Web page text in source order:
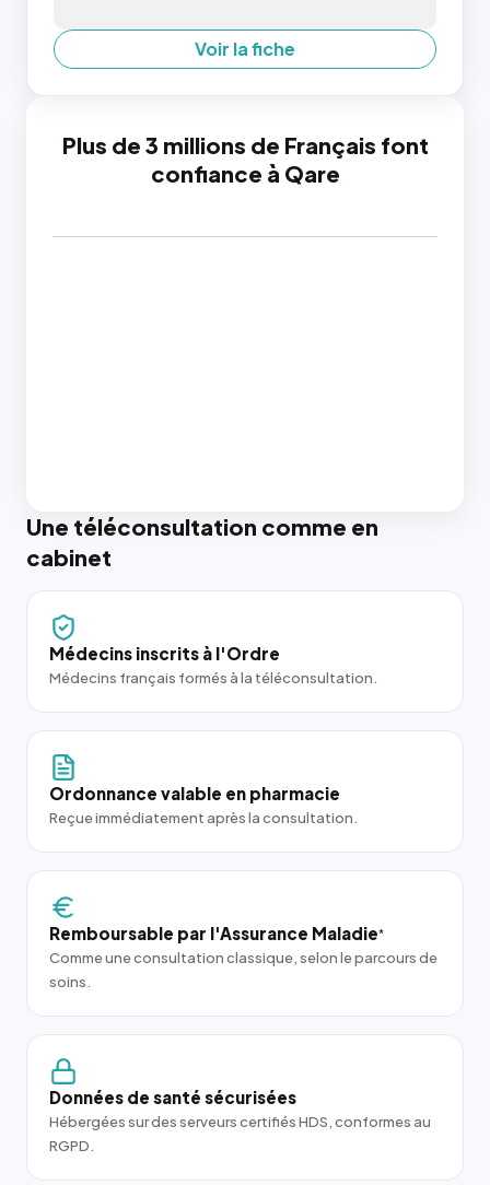
Voir la fiche
Plus de 3 millions de Français font
confiance à Qare
Une téléconsultation comme en
cabinet
Médecins inscrits à l'Ordre
Médecins français formés à la téléconsultation.
Ordonnance valable en pharmacie
Reçue immédiatement après la consultation.
Remboursable par l'Assurance Maladie*
Comme une consultation classique, selon le parcours de
soins.
Données de santé sécurisées
Hébergées sur des serveurs certifiés HDS, conformes au
RGPD.